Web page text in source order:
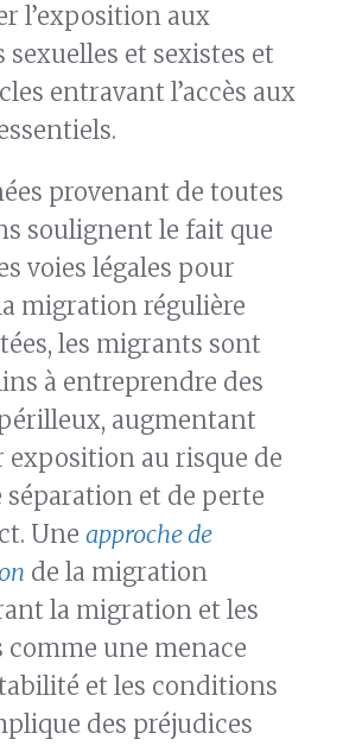
l’exposition aux
sexuelles et sexistes et
entravant l’accès aux
provenant de toutes
soulignent le fait que
voies légales pour
migration régulière
les migrants sont
à entreprendre des
augmentant
exposition au risque de
séparation et de perte
Une approche de
de la migration
la migration et les
une menace
et les conditions
des préjudices